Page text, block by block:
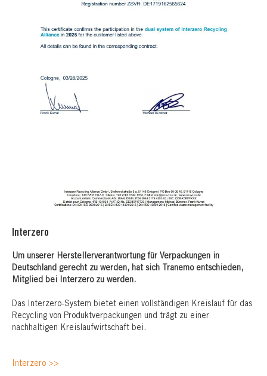
Interzero
Um unserer Herstellerverantwortung für Verpackungen in
Deutschland gerecht zu werden, hat sich Tranemo entschieden,
Mitglied bei Interzero zu werden.
Das Interzero-System bietet einen vollständigen Kreislauf für das
Recycling von Produktverpackungen und trägt zu einer
nachhaltigen Kreislaufwirtschaft bei.
Interzero >>